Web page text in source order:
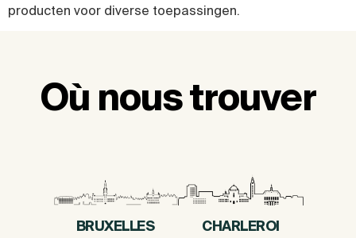
producten voor diverse toepassingen.
Où nous trouver
BRUXELLES CHARLEROI